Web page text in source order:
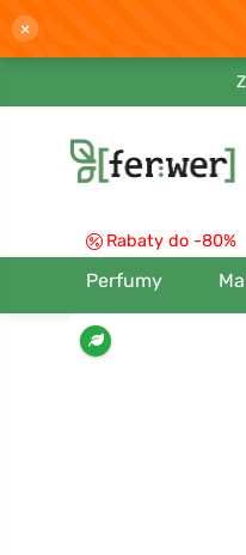
×
Rabaty do -80%
Perfumy